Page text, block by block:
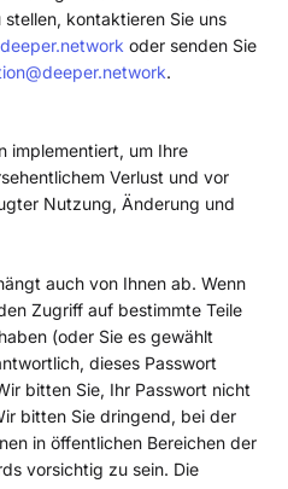
kontaktieren Sie uns
oder senden Sie
.
implementiert, um Ihre
Verlust und vor
Nutzung, Änderung und
auch von Ihnen ab. Wenn
Zugriff auf bestimmte Teile
(oder Sie es gewählt
dieses Passwort
bitten Sie, Ihr Passwort nicht
bitten Sie dringend, bei der
in öffentlichen Bereichen der
vorsichtig zu sein. Die